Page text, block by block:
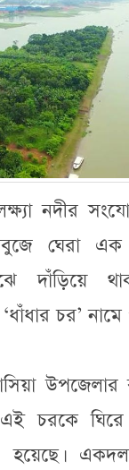
নদীর
ঘেরা এক
দাঁড়িয়ে
চর’ নামে
উপজেলার
চরকে